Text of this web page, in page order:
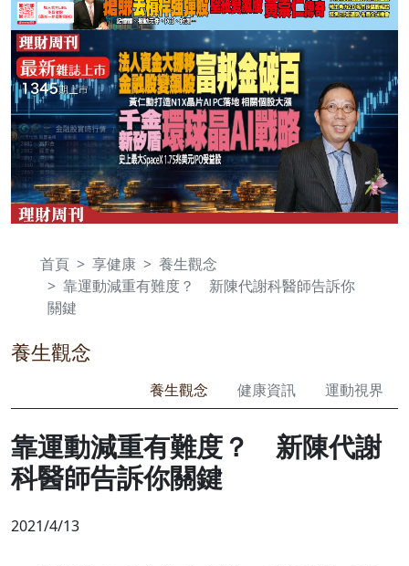
首頁 享健康
養生觀念
靠運動減重有難度？ 新陳代謝科醫師告訴你
關鍵
養生觀念
養生觀念 健康資訊 運動視界
靠運動減重有難度？ 新陳代謝
科醫師告訴你關鍵
2021/4/13